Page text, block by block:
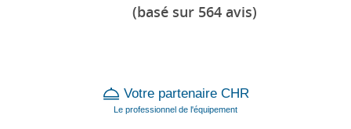
(basé sur 564 avis)
Votre partenaire CHR
Le professionnel de l'équipement